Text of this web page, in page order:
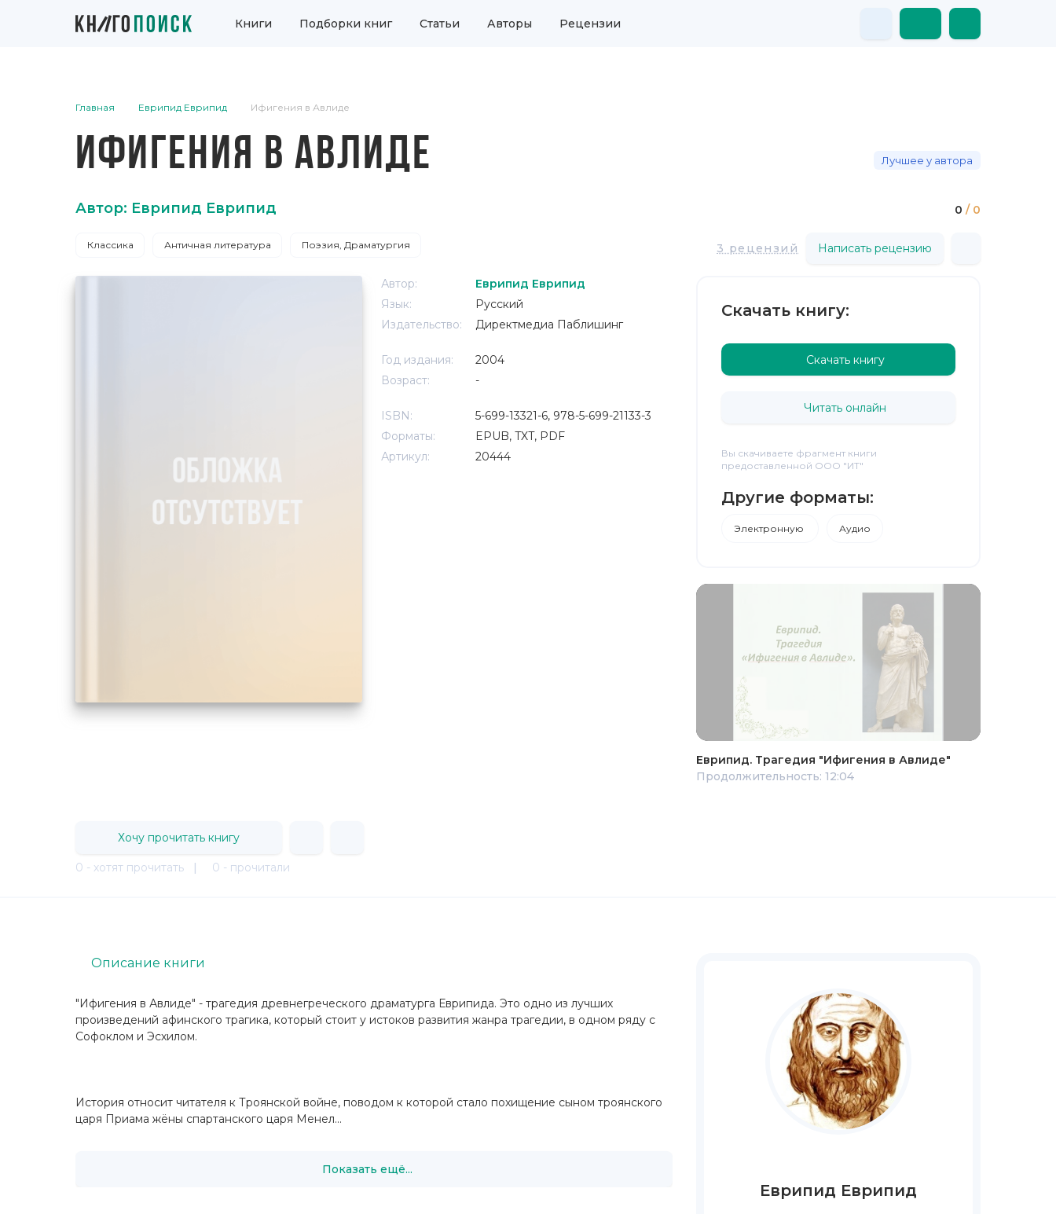
Книги Подборки книг Статьи Авторы Рецензии
Главная Еврипид Еврипид Ифигения в Авлиде
ИФИГЕНИЯ В АВЛИДЕ Лучшее у автора
Автор: Еврипид Еврипид 0 / 0
Классика Античная литература Поэзия, Драматургия 3 рецензий Написать рецензию
Автор:
Еврипид Еврипид
Язык:
Русский
Издательство:
Директмедиа Паблишинг
Год издания:
2004
Возраст:
-
ISBN:
5-699-13321-6, 978-5-699-21133-3
Форматы:
EPUB, TXT, PDF
Артикул:
20444
Скачать книгу:
Скачать книгу
Читать онлайн
Вы скачиваете фрагмент книги
предоставленной ООО "ИТ"
Другие форматы:
Электронную Аудио
Еврипид. Трагедия "Ифигения в Авлиде"
Продолжительность: 12:04
Хочу прочитать книгу
0 - хотят прочитать | 0 - прочитали
"Ифигения в Авлиде" - трагедия древнегреческого драматурга Еврипида. Это одно из лучших
произведений афинского трагика, который стоит у истоков развития жанра трагедии, в одном ряду с
Софоклом и Эсхилом.
История относит читателя к Троянской войне, поводом к которой стало похищение сыном троянского
царя Приама жёны спартанского царя Менел...
Показать ещё...
Описание книги
Еврипид Еврипид